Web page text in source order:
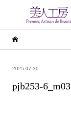
2025.07.30
pjb253-6_m03